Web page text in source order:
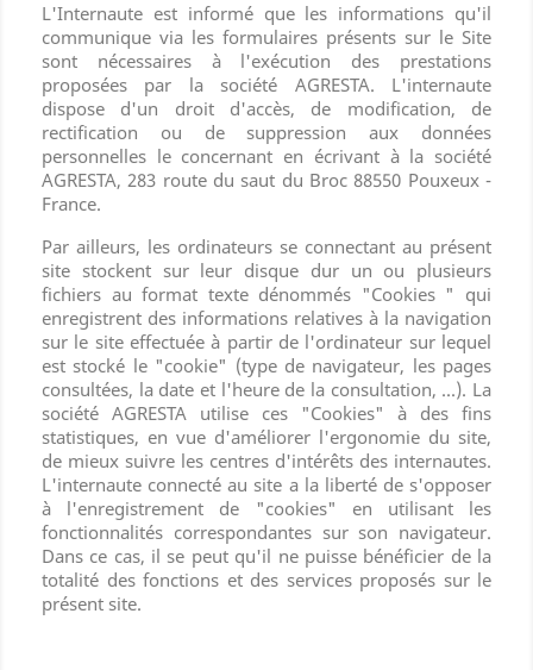
L'Internaute est informé que les informations qu'il
communique via les formulaires présents sur le Site
sont nécessaires à l'exécution des prestations
proposées par la société AGRESTA. L'internaute
dispose d'un droit d'accès, de modification, de
rectification ou de suppression aux données
personnelles le concernant en écrivant à la société
AGRESTA, 283 route du saut du Broc 88550 Pouxeux -
France.
Par ailleurs, les ordinateurs se connectant au présent
site stockent sur leur disque dur un ou plusieurs
fichiers au format texte dénommés "Cookies " qui
enregistrent des informations relatives à la navigation
sur le site effectuée à partir de l'ordinateur sur lequel
est stocké le "cookie" (type de navigateur, les pages
consultées, la date et l'heure de la consultation, ...). La
société AGRESTA utilise ces "Cookies" à des fins
statistiques, en vue d'améliorer l'ergonomie du site,
de mieux suivre les centres d'intérêts des internautes.
L'internaute connecté au site a la liberté de s'opposer
à l'enregistrement de "cookies" en utilisant les
fonctionnalités correspondantes sur son navigateur.
Dans ce cas, il se peut qu'il ne puisse bénéficier de la
totalité des fonctions et des services proposés sur le
présent site.